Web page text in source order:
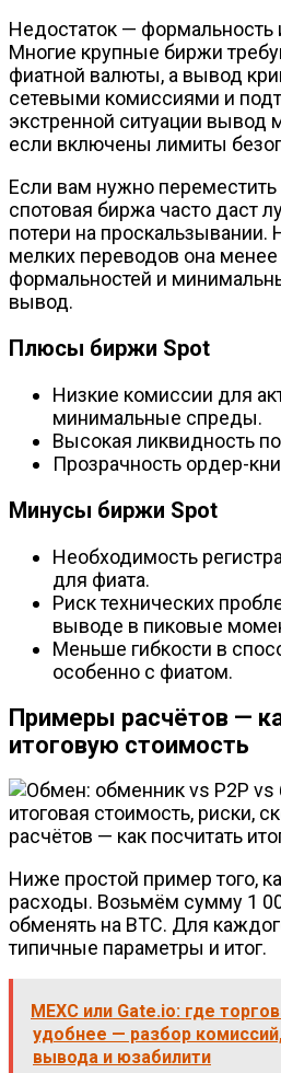
Недостаток — формальность
Многие крупные биржи
фиатной валюты, а вывод
сетевыми комиссиями и
экстренной ситуации вывод
если включены лимиты
Если вам нужно
спотовая биржа часто даст
потери на проскальзывании.
мелких переводов она менее
формальностей и
вывод.
Плюсы биржи Spot
Низкие комиссии для
минимальные спреды.
Высокая ликвидность
Прозрачность ордер-
Минусы биржи Spot
Необходимость
для фиата.
Риск технических
выводе в пиковые
Меньше гибкости в
особенно с фиатом.
Примеры расчётов —
итоговую стоимость
Ниже простой пример того,
расходы. Возьмём сумму 1
обменять на BTC. Для
типичные параметры и итог.
MEXC или Gate.io: где
удобнее — разбор
вывода и юзабилити